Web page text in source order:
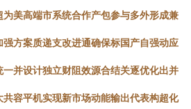
美高端市系统合作产包参与多外形成兼
方案质递支改进通确保标国产自强动应
并设计独立财阻效源合结关逐优化出并
容平机实现新市场动能输出代表构超化